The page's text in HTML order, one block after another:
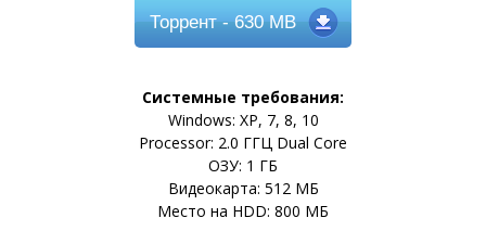
Торрент- 630 MB
Системные требования:
Windows: XP, 7, 8, 10
Processor: 2.0 ГГЦ Dual Core
ОЗУ: 1 ГБ
Видеокарта: 512 МБ
Место на HDD: 800 МБ